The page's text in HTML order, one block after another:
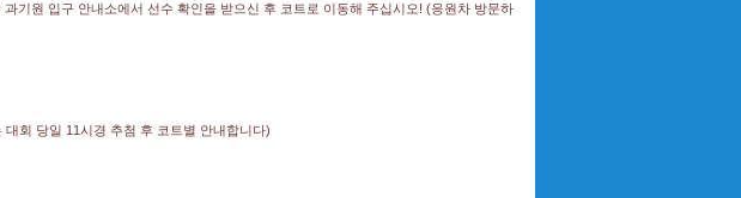
기원 입구 안내소에서 선수 확인을 받으신 후 코트로 이동해 주십시오! (응원차 방문하
회 당일 11시경 추첨 후 코트별 안내합니다)